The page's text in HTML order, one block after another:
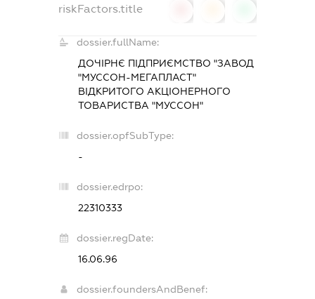
riskFactors.title
dossier.fullName:
ДОЧІРНЄ ПІДПРИЄМСТВО "ЗАВОД
"МУССОН-МЕГАПЛАСТ"
ВІДКРИТОГО АКЦІОНЕРНОГО
ТОВАРИСТВА "МУССОН"
dossier.opfSubType:
-
dossier.edrpo:
22310333
dossier.regDate:
16.06.96
dossier.foundersAndBenef: